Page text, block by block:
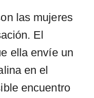
las mujeres
El
ella envíe un
en el
encuentro